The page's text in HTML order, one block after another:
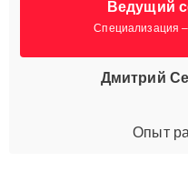
Ведущий
Специализация
Дмитрий
Опыт